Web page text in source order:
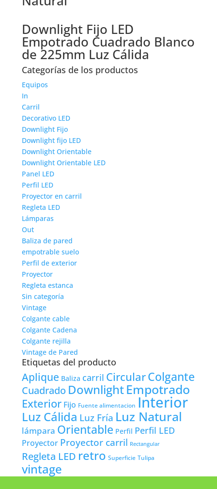
Downlight Fijo LED
Empotrado Cuadrado Blanco
de 225mm Luz Cálida
Categorías de los productos
Equipos
In
Carril
Decorativo LED
Downlight Fijo
Downlight fijo LED
Downlight Orientable
Downlight Orientable LED
Panel LED
Perfil LED
Proyector en carril
Regleta LED
Lámparas
Out
Baliza de pared
empotrable suelo
Perfil de exterior
Proyector
Regleta estanca
Sin categoría
Vintage
Colgante cable
Colgante Cadena
Colgante rejilla
Vintage de Pared
Etiquetas del producto
Aplique Baliza carril CircularColgante
Cuadrado DownlightEmpotrado
Exterior Fijo Fuente alimentacion Interior
Luz Cálida Luz Fría Luz Natural
lámpara Orientable Perfil Perfil LED
Proyector Proyector carril Rectangular
Regleta LED retro Superficie Tulipa
vintage